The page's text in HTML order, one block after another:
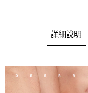
用戶於交易時，得透過本服
買賣價金債權讓與本公司後
由本公司與您本人進行分期
3.完整用戶服務條款，請詳閱
※ 請注意：結帳手續完成當
購買商品的店家。未經商家
是否繳費成功／繳費後需取
客戶支援中心」
https://
每筆NT$60，滿NT$998(
每筆NT$60，滿NT$998(
詳細說明